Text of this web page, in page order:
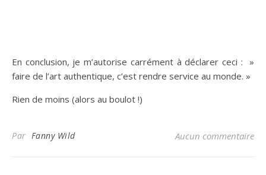
En conclusion, je m’autorise carrément à déclarer ceci : »
faire de l’art authentique, c’est rendre service au monde. »
Rien de moins (alors au boulot !)
Par Fanny Wild Aucun commentaire